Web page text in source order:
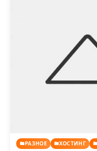
РАЗНОЕ ХОСТИНГ